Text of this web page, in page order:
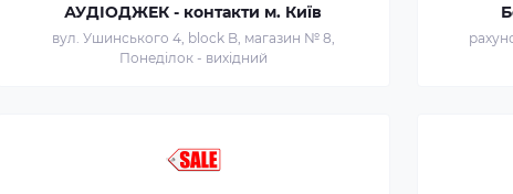
АУДІОДЖЕК - контакти м. Київ
вул. Ушинського 4, block B, магазин № 8,
Понеділок - вихідний